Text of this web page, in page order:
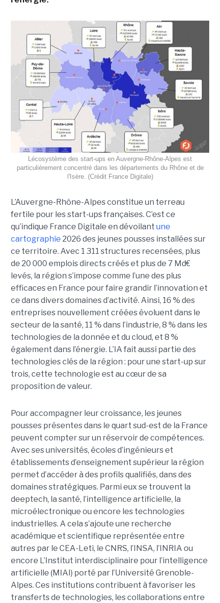
Lécosystème des start-ups en Auvergne-Rhône-Alpes est
particulièrement concentré dans les départements du Rhône et de
l'Isère. (Crédit France Digitale)
L’Auvergne-Rhône-Alpes constitue un terreau
fertile pour les start-ups françaises. C’est ce
qu’indique France Digitale en dévoilant une
cartographie 2026 des jeunes pousses installées sur
ce territoire. Avec 1 311 structures recensées, plus
de 20 000 emplois directs créés et plus de 7 Md€
levés, la région s’impose comme l’une des plus
efficaces en France pour faire grandir l’innovation et
ce dans divers domaines d’activité. Ainsi, 16 % des
entreprises nouvellement créées évoluent dans le
secteur de la santé, 11 % dans l’industrie, 8 % dans les
technologies de la donnée et du cloud, et 8 %
également dans l’énergie. L’IA fait aussi partie des
technologies clés de la région : pour une start-up sur
trois, cette technologie est au cœur de sa
proposition de valeur.
Pour accompagner leur croissance, les jeunes
pousses présentes dans le quart sud-est de la France
peuvent compter sur un réservoir de compétences.
Avec ses universités, écoles d’ingénieurs et
établissements d’enseignement supérieur la région
permet d’accéder à des profils qualifiés, dans des
domaines stratégiques. Parmi eux se trouvent la
deeptech, la santé, l’intelligence artificielle, la
microélectronique ou encore les technologies
industrielles. A cela s’ajoute une recherche
académique et scientifique représentée entre
autres par le CEA-Leti, le CNRS, l’INSA, l’INRIA ou
encore L’Institut interdisciplinaire pour l’intelligence
artificielle (MIAI) porté par l’Université Grenoble-
Alpes. Ces institutions contribuent à favoriser les
transferts de technologies, les collaborations entre